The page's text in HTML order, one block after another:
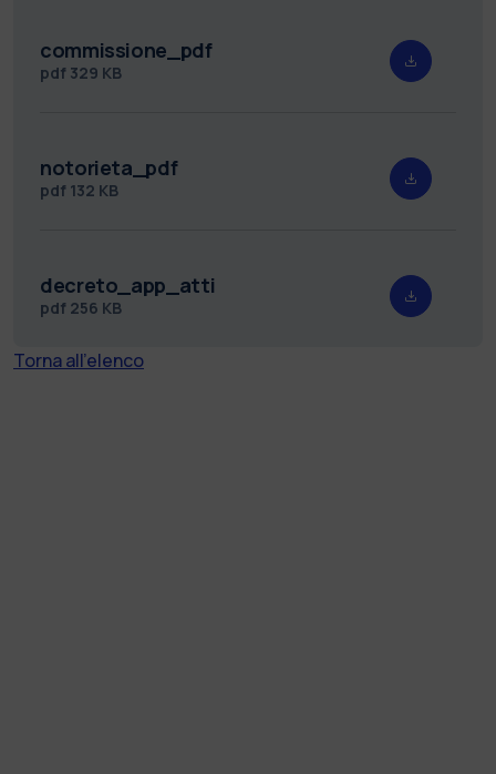
commissione_pdf
pdf 329 KB
notorieta_pdf
pdf 132 KB
decreto_app_atti
pdf 256 KB
Torna all'elenco